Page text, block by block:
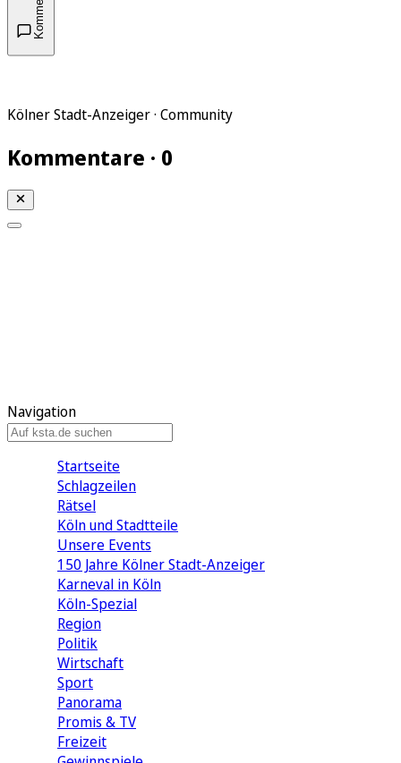
Kölner Stadt-Anzeiger · Community
Kommentare · 0
Navigation
Startseite
Schlagzeilen
Rätsel
Köln und Stadtteile
Unsere Events
150 Jahre Kölner Stadt-Anzeiger
Karneval in Köln
Köln-Spezial
Region
Politik
Wirtschaft
Sport
Panorama
Promis & TV
Freizeit